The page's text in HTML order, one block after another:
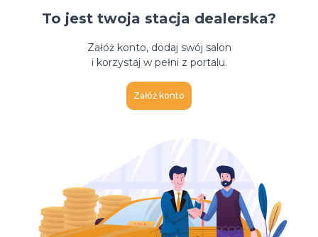
To jest twoja stacja dealerska?
Załóż konto, dodaj swój salon
i korzystaj w pełni z portalu.
Załóż konto